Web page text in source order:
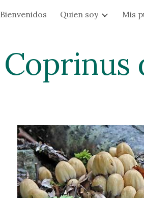
Skip to main content
Bienvenidos Quien soy Mis
Coprinus